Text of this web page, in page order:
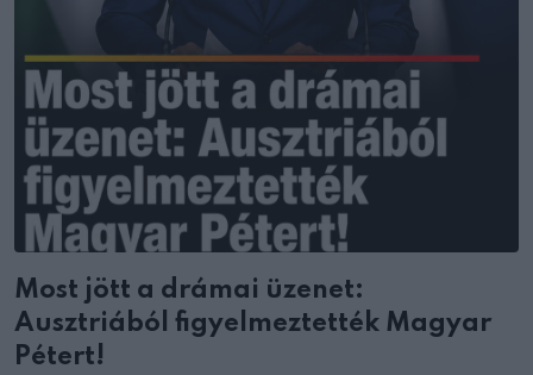
Most jött a drámai üzenet:
Ausztriából figyelmeztették Magyar
Pétert!